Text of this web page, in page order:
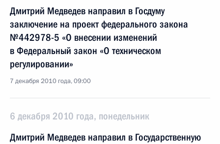
Дмитрий Медведев направил в Госдуму
заключение на проект федерального закона
№442978-5 «О внесении изменений
в Федеральный закон «О техническом
регулировании»
7 декабря 2010 года, 09:00
6 декабря 2010 года, понедельник
Дмитрий Медведев направил в Государственную